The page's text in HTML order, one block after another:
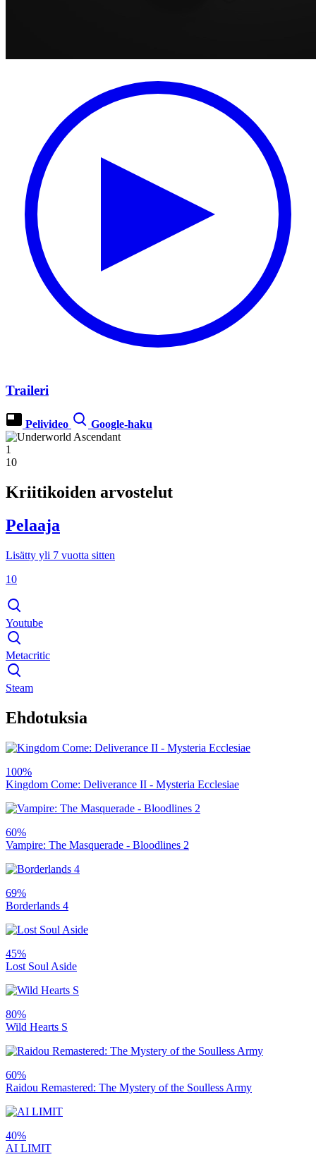
Traileri
Pelivideo Google-haku
1
10
Kriitikoiden arvostelut
Pelaaja
Lisätty yli 7 vuotta sitten
10
Youtube
Metacritic
Steam
Ehdotuksia
100%
Kingdom Come: Deliverance II - Mysteria Ecclesiae
60%
Vampire: The Masquerade - Bloodlines 2
69%
Borderlands 4
45%
Lost Soul Aside
80%
Wild Hearts S
60%
Raidou Remastered: The Mystery of the Soulless Army
40%
AI LIMIT